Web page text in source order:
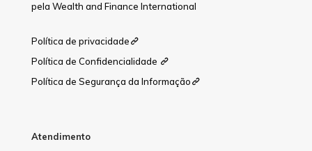
pela Wealth and Finance International
Política de privacidade
Política de Confidencialidade
Política de Segurança da Informação
Atendimento